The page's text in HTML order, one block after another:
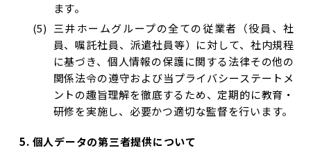
ます。
三井ホームグループの全ての従業者（役員、社
員、嘱託社員、派遣社員等）に対して、社内規程
に基づき、個人情報の保護に関する法律その他の
関係法令の遵守および当プライバシーステートメ
ントの趣旨理解を徹底するため、定期的に教育・
研修を実施し、必要かつ適切な監督を行います。
個人データの第三者提供について